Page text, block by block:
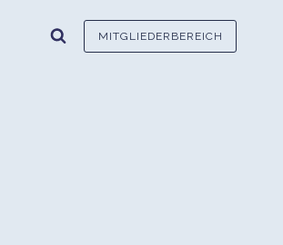
MITGLIEDERBEREICH